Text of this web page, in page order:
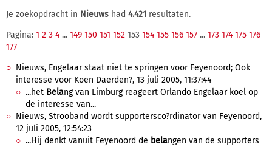
Je zoekopdracht in Nieuws had 4.421 resultaten.
Pagina: 1 2 3 4 ... 149 150 151 152 153 154 155 156 157 ... 173 174 175 176
177
Nieuws, Engelaar staat niet te springen voor Feyenoord; Ook
interesse voor Koen Daerden?, 13 juli 2005, 11:37:44
...het Belang van Limburg reageert Orlando Engelaar koel op
de interesse van...
Nieuws, Strooband wordt supportersco?rdinator van Feyenoord,
12 juli 2005, 12:54:23
...Hij denkt vanuit Feyenoord de belangen van de supporters